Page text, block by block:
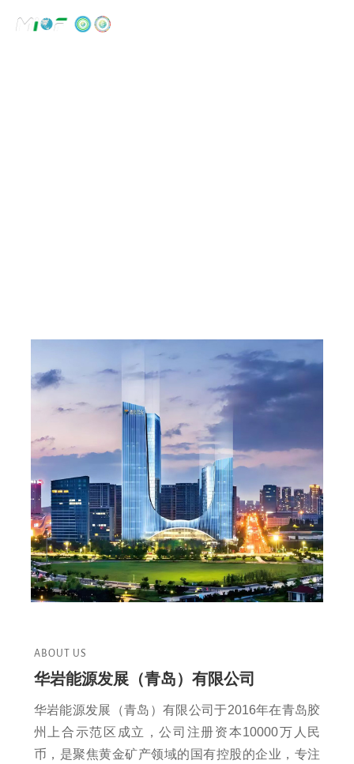
ABOUT US
华岩能源发展（青岛）有限公司
华岩能源发展（青岛）有限公司于2016年在青岛胶
州上合示范区成立，公司注册资本10000万人民
币，是聚焦黄金矿产领域的国有控股的企业，专注